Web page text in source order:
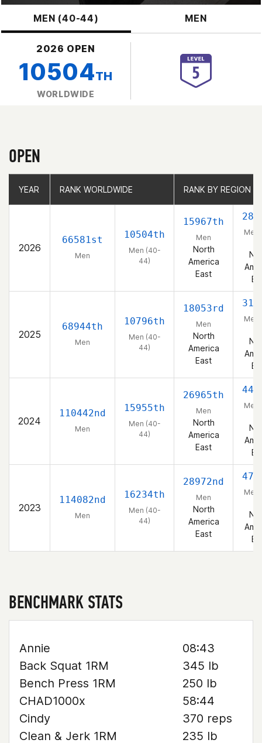
MEN (40-44) MEN
2026 OPEN
10504TH
WORLDWIDE
OPEN
YEAR RANK WORLDWIDE RANK BY REGION
2026
66581st
Men
10504th
Men (40-
44)
15967th
Men
North
America
East
Men
2025
68944th
Men
10796th
Men (40-
44)
18053rd
Men
North
America
East
Men
2024
110442nd
Men
15955th
Men (40-
44)
26965th
Men
North
America
East
Men
2023
114082nd
Men
16234th
Men (40-
44)
28972nd
Men
North
America
East
Men
YEAR RANK WORLDWIDE RANK BY REGION
BENCHMARK STATS
Annie
08:43
Back Squat 1RM
345 lb
Bench Press 1RM
250 lb
CHAD1000x
58:44
Cindy
370 reps
Clean & Jerk 1RM
235 lb